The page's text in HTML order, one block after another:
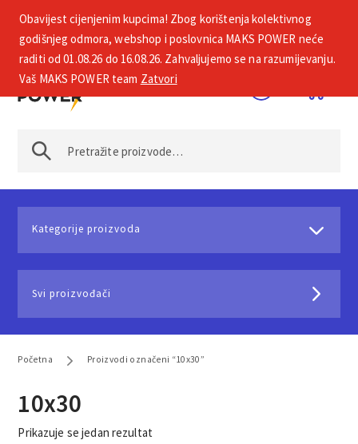
+385 1 2002 575
Kategorije proizvoda
Svi proizvođači
Početna Proizvodi označeni “10x30”
10x30
Prikazuje se jedan rezultat
Obavijest cijenjenim kupcima! Zbog korištenja kolektivnog
godišnjeg odmora, webshop i poslovnica MAKS POWER neće
raditi od 01.08.26 do 16.08.26. Zahvaljujemo se na razumijevanju.
Vaš MAKS POWER team Zatvori